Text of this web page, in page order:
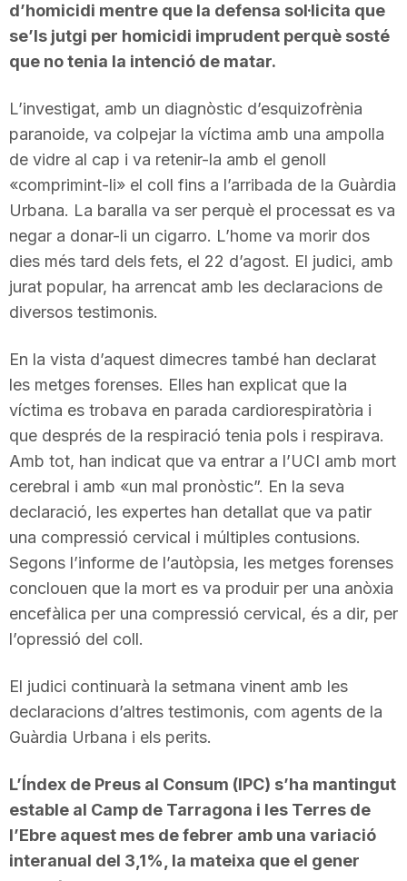
d’homicidi mentre que la defensa sol·licita que
se’ls jutgi per homicidi imprudent perquè sosté
que no tenia la intenció de matar.
L’investigat, amb un diagnòstic d’esquizofrènia
paranoide, va colpejar la víctima amb una ampolla
de vidre al cap i va retenir-la amb el genoll
«comprimint-li» el coll fins a l’arribada de la Guàrdia
Urbana. La baralla va ser perquè el processat es va
negar a donar-li un cigarro. L’home va morir dos
dies més tard dels fets, el 22 d’agost. El judici, amb
jurat popular, ha arrencat amb les declaracions de
diversos testimonis.
En la vista d’aquest dimecres també han declarat
les metges forenses. Elles han explicat que la
víctima es trobava en parada cardiorespiratòria i
que després de la respiració tenia pols i respirava.
Amb tot, han indicat que va entrar a l’UCI amb mort
cerebral i amb «un mal pronòstic”. En la seva
declaració, les expertes han detallat que va patir
una compressió cervical i múltiples contusions.
Segons l’informe de l’autòpsia, les metges forenses
conclouen que la mort es va produir per una anòxia
encefàlica per una compressió cervical, és a dir, per
l’opressió del coll.
El judici continuarà la setmana vinent amb les
declaracions d’altres testimonis, com agents de la
Guàrdia Urbana i els perits.
L’Índex de Preus al Consum (IPC) s’ha mantingut
estable al Camp de Tarragona i les Terres de
l’Ebre aquest mes de febrer amb una variació
interanual del 3,1%, la mateixa que el gener